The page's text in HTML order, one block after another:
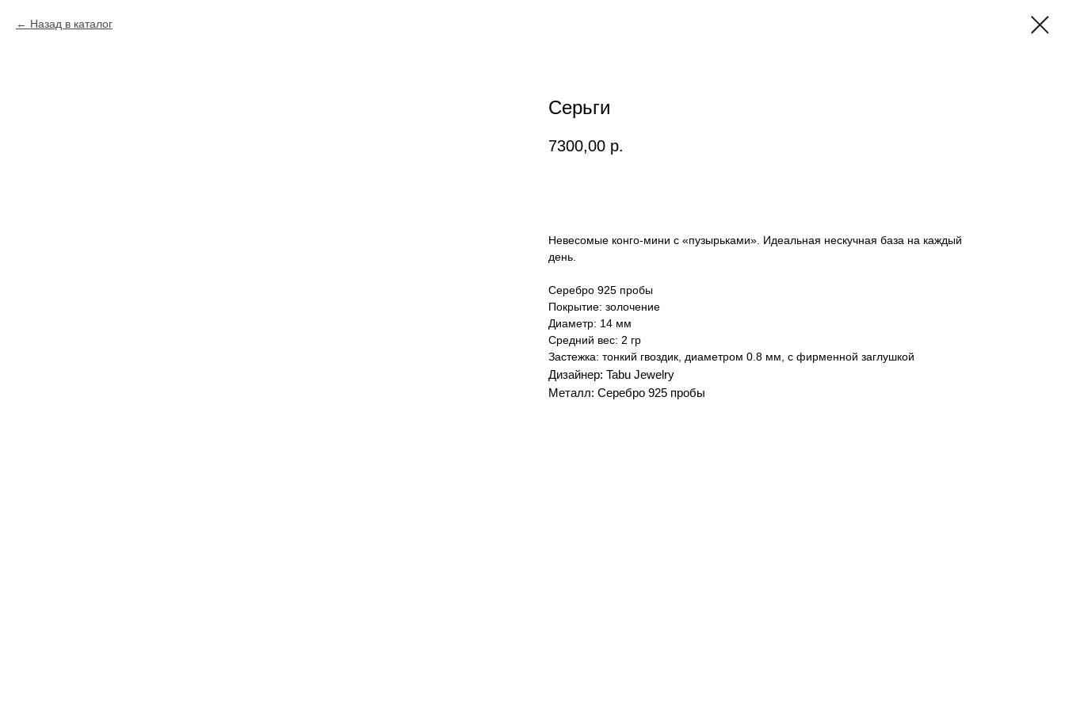
Назад в каталог
Серьги
7300,00 р.
Невесомые конго-мини с «пузырьками». Идеальная нескучная база на каждый
день.
Серебро 925 пробы
Покрытие: золочение
Диаметр: 14 мм
Средний вес: 2 гр
Застежка: тонкий гвоздик, диаметром 0.8 мм, с фирменной заглушкой
Дизайнер: Tabu Jewelry
Металл: Серебро 925 пробы